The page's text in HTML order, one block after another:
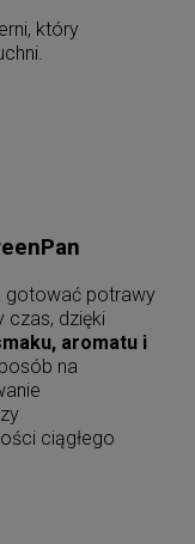
który
gotować potrawy
czas, dzięki
aromatu i
na
ciągłego